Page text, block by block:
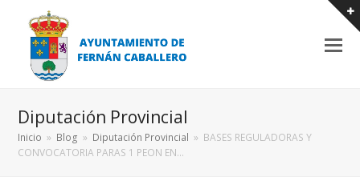
Diputación Provincial
Inicio » Blog » Diputación Provincial » BASES REGULADORAS Y
CONVOCATORIA PARAS 1 PEON EN…